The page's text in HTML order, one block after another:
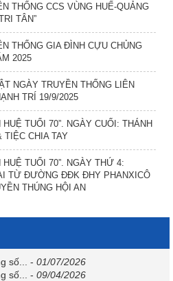
THỐNG CCS VÙNG HUẾ-QUẢNG
TÂN”
THỐNG GIA ĐÌNH CỰU CHỦNG
2025
NGÀY TRUYỀN THỐNG LIÊN
TRÍ 19/9/2025
HUỆ TUỔI 70”. NGÀY CUỐI: THÁNH
TIỆC CHIA TAY
HUỆ TUỔI 70”. NGÀY THỨ 4:
TỪ ĐƯỜNG ĐĐK ĐHY PHANXICÔ
THÚNG HỘI AN
số... - 01/07/2026
số...
- 09/04/2026